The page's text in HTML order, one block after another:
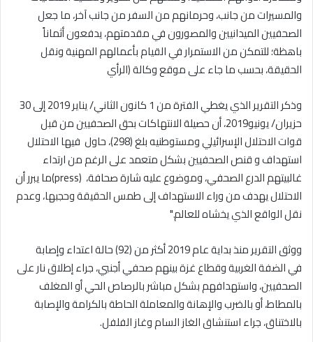
والمسيرات من جانب، وحرمانهم من السفر من جانب آخر، ما جعل
الصحفيين الميدانيين والمصورون في مقدمتهم، يدفعون أثماناً
باهظة؛ للتمكن من الاستمرار في القيام بأعمالهم المهنية ونقل
الحقيقة، بحسب ما جاء على موقع وكالة (الرأي
وذكر التقرير الذي يغطي الفترة من 1 كانون الثاني/ يناير 2019 إلى 30
حزيران/ يونيو2019، أن حصيلة الانتهاكات بحق الصحفيين من قبل
قوات الاحتلال الإسرائيلي ومستوطنيه بلغ (298)، حاول فيها الاحتلال
استهداف و قنص الصحفيين بشكل متعمد على الرغم من ارتداء
غالبيتهم الدرع الصحفي، وموضوع عليه شارة صحافة، (press)ما يبرر أن
الاحتلال يهدف من وراء الاستهداف إلى طمس الحقيقة وحجبها، وعدم
نقل الواقع الذي يخشاه للعالم".
ووثق التقرير منذ بداية عام 2019 أكثر من (92) حالة اعتداء وإصابة
في الضفة الغربية وقطاع غزة بينهم صحفي أجنبي، جراء إطلاق نار على
الصحفيين، واستهدافهم بشكل مباشر بالرصاص الحي أو المغلف
بالمطاط، أو بالضرب والإهانة والمعاملة الحاطة بالكرامة والإصابة
بالاختناق، جراء استنشاق الغاز السام وغاز الفلفل.